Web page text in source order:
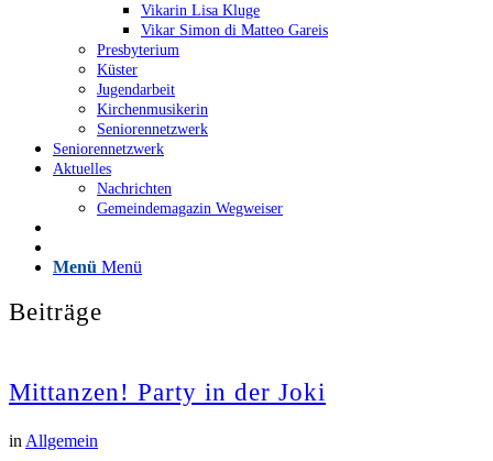
Vikarin Lisa Kluge
Vikar Simon di Matteo Gareis
Presbyterium
Küster
Jugendarbeit
Kirchenmusikerin
Seniorennetzwerk
Seniorennetzwerk
Aktuelles
Nachrichten
Gemeindemagazin Wegweiser
Menü Menü
Beiträge
Mittanzen! Party in der Joki
in Allgemein